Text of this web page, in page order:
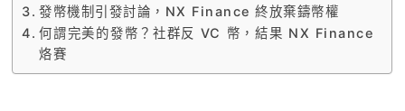
發幣機制引發討論，NX Finance 終放棄鑄幣權
何謂完美的發幣？社群反 VC 幣，結果 NX Finance
烙賽